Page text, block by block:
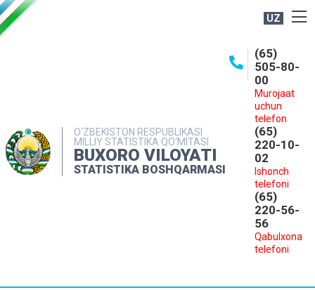
UZ
O‘ZBEKISTON RESPUBLIKASI
MILLIY STATISTIKA QO‘MITASI
BUXORO VILOYATI
STATISTIKA BOSHQARMASI
(65)
505-80-
00
Murojaat
uchun
telefon
(65)
220-10-
02
Ishonch
telefoni
(65)
220-56-
56
Qabulxona
telefoni
MATBUOT XIZMATI
MUROJAATLAR